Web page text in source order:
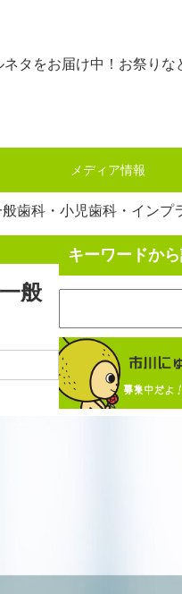
タをお届け中！お祭り
メディア情報
歯科・小児歯科・インプ
般
キーワードか